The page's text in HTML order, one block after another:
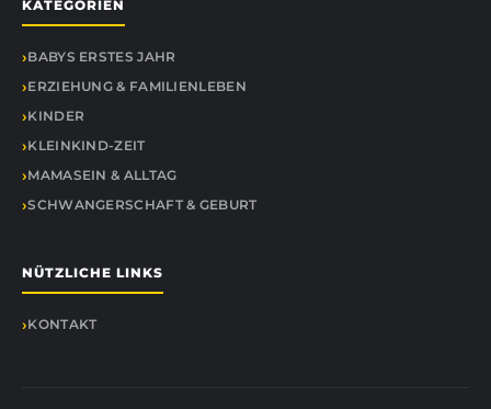
KATEGORIEN
BABYS ERSTES JAHR
ERZIEHUNG & FAMILIENLEBEN
KINDER
KLEINKIND-ZEIT
MAMASEIN & ALLTAG
SCHWANGERSCHAFT & GEBURT
NÜTZLICHE LINKS
KONTAKT